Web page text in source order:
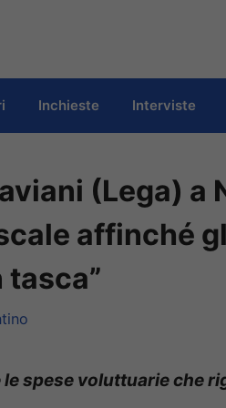
Inchieste Interviste
(Lega) a
affinché
spese voluttuarie che